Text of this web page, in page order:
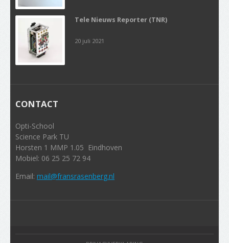
Tele Nieuws Reporter (TNR)
20 juli 2021
CONTACT
Opti-School
Science Park TU
Horsten 1 MMP 1.05 Eindhoven
Mobiel: 06 25 25 72 94
Email: mail@fransrasenberg.nl